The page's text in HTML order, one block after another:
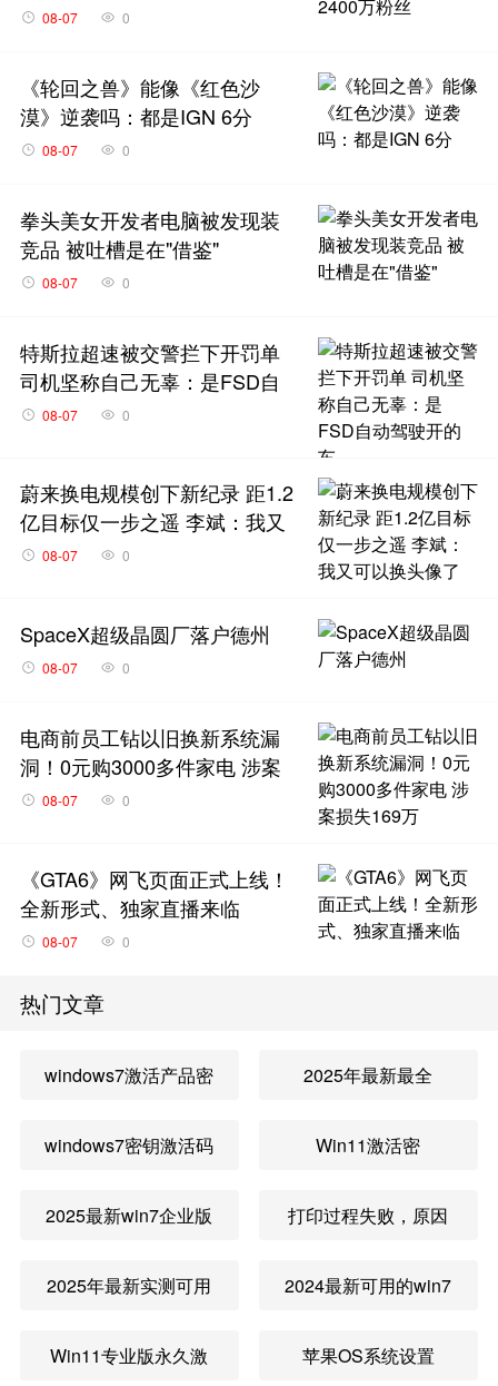
08-07 0
《轮回之兽》能像《红色沙
漠》逆袭吗：都是IGN 6分
08-07 0
拳头美女开发者电脑被发现装
竞品 被吐槽是在"借鉴"
08-07 0
特斯拉超速被交警拦下开罚单
司机坚称自己无辜：是FSD自
动驾驶开的车
08-07 0
蔚来换电规模创下新纪录 距1.2
亿目标仅一步之遥 李斌：我又
可以换头像了
08-07 0
SpaceX超级晶圆厂落户德州
08-07 0
电商前员工钻以旧换新系统漏
洞！0元购3000多件家电 涉案
损失169万
08-07 0
《GTA6》网飞页面正式上线！
全新形式、独家直播来临
08-07 0
热门文章
windows7激活产品密
激活密钥旗舰版最新
2025年最新最全
码/激活秘钥/序列号汇
windows7密钥激活码
密钥激活码最新怎么
Win11激活密
密钥(永久激活产品密
2025最新win7企业版
各种版本通用激活密
打印过程失败，原因
者缺少Ocr A Extend
2025年最新实测可用
2024最新可用的win7
win7专业版密钥永久
Win11专业版永久激
苹果OS系统设置